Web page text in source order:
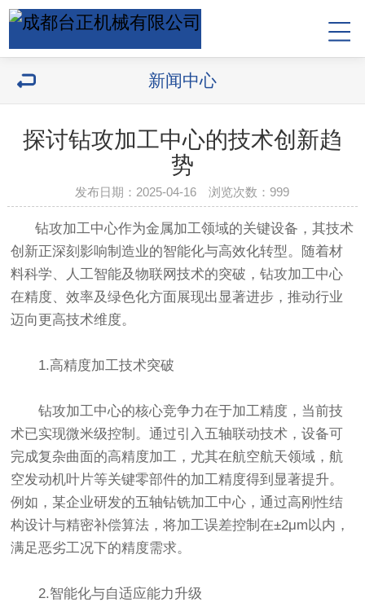
新闻中心
探讨钻攻加工中心的技术创新趋
势
发布日期：2025-04-16 浏览次数： 999
钻攻加工中心作为金属加工领域的关键设备，其技术
创新正深刻影响制造业的智能化与高效化转型。随着材
料科学、人工智能及物联网技术的突破，钻攻加工中心
在精度、效率及绿色化方面展现出显著进步，推动行业
迈向更高技术维度。
1.高精度加工技术突破
钻攻加工中心的核心竞争力在于加工精度，当前技
术已实现微米级控制。通过引入五轴联动技术，设备可
完成复杂曲面的高精度加工，尤其在航空航天领域，航
空发动机叶片等关键零部件的加工精度得到显著提升。
例如，某企业研发的五轴钻铣加工中心，通过高刚性结
构设计与精密补偿算法，将加工误差控制在±2μm以内，
满足恶劣工况下的精度需求。
2.智能化与自适应能力升级